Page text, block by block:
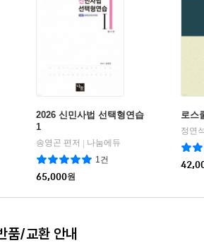
2026 신민사법 선택형연습
1
송영곤 편저
나눔에듀
1건
65,000원
로스
정연
품/교환 안내